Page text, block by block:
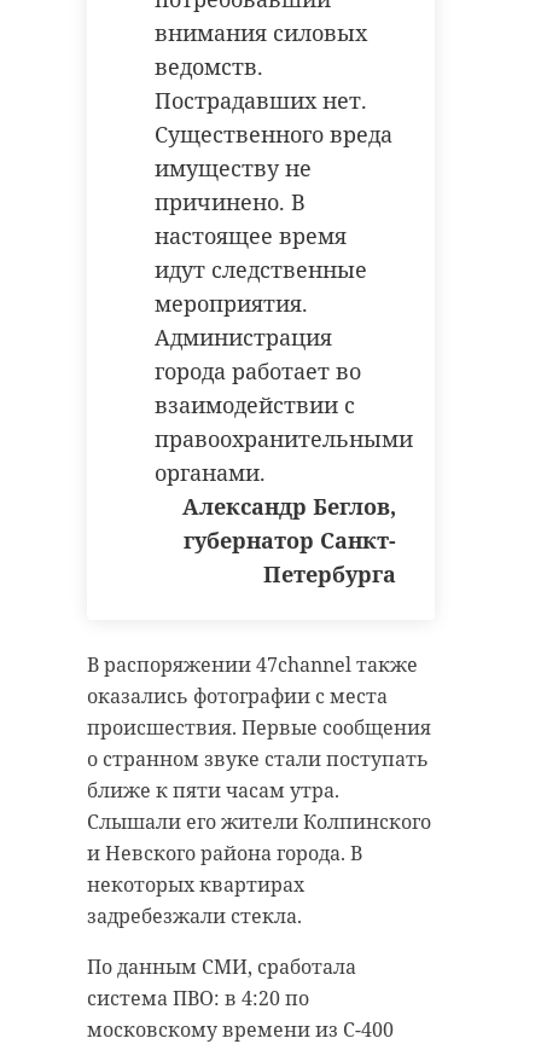
внимания силовых
ведомств.
Пострадавших нет.
Существенного вреда
имуществу не
причинено. В
настоящее время
идут следственные
мероприятия.
Администрация
города работает во
взаимодействии с
правоохранительными
органами.
Александр Беглов,
губернатор Санкт-
Петербурга
В распоряжении 47channel также
оказались фотографии с места
происшествия. Первые сообщения
о странном звуке стали поступать
ближе к пяти часам утра.
Слышали его жители Колпинского
и Невского района города. В
некоторых квартирах
задребезжали стекла.
По данным СМИ, сработала
система ПВО: в 4:20 по
московскому времени из С-400
шестилетнюю
девочку
Во вторник, 30 января, в полицию
обратился 38-летний житель города
Лодейное Поле. Мужчина рассказал,
что его шестилетнюю дочь развратил
36-летний местный житель, ранее
неоднократно попадавший в поле
зрения правоохранительных органов.
Фото: рixabay.com
всеволожск
развращение малолетней
Поделиться статьей:
Детский сад во
Всеволожске
украсили
муралами с леген
Из-за Дня
во
изменится
Фото: Москва.ру
поселок строение
наркотики
Поделиться статьей: